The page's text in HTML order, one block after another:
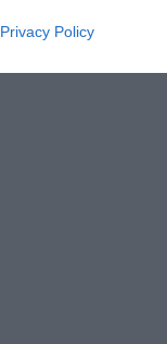
Privacy Policy